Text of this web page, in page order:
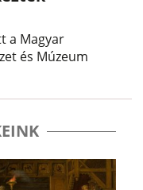
a Magyar
és Múzeum